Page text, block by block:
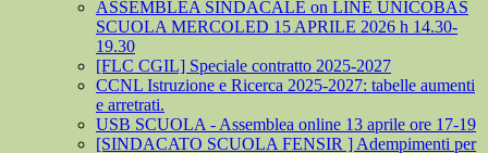
ASSEMBLEA SINDACALE on LINE UNICOBAS
SCUOLA MERCOLED 15 APRILE 2026 h 14.30-
19.30
[FLC CGIL] Speciale contratto 2025-2027
CCNL Istruzione e Ricerca 2025-2027: tabelle aumenti
e arretrati.
USB SCUOLA - Assemblea online 13 aprile ore 17-19
[SINDACATO SCUOLA FENSIR ] Adempimenti per